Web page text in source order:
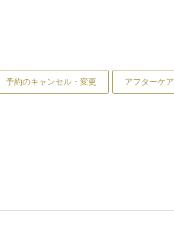
予約のキャンセル・変更 アフターケア